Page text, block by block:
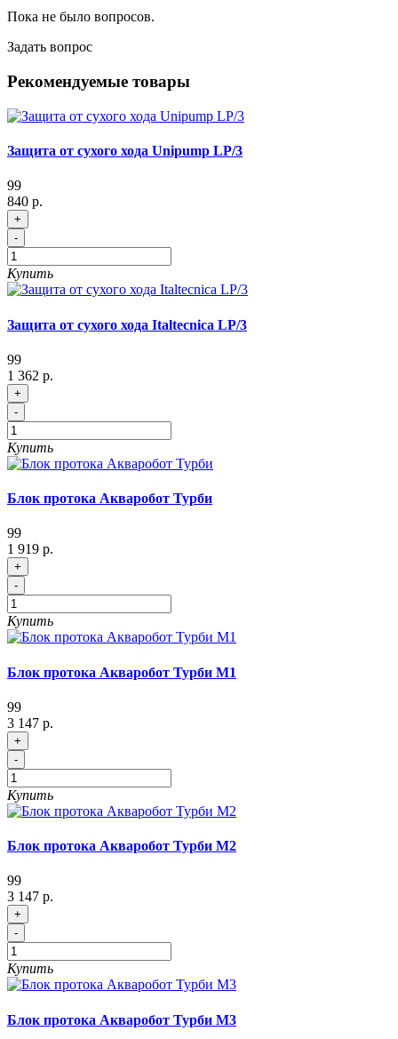
Пока не было вопросов.
Задать вопрос
Рекомендуемые товары
Защита от сухого хода Unipump LP/3
99
840 р.
+
-
Купить
Защита от сухого хода Italtecnica LP/3
99
1 362 р.
+
-
Купить
Блок протока Акваробот Турби
99
1 919 р.
+
-
Купить
Блок протока Акваробот Турби М1
99
3 147 р.
+
-
Купить
Блок протока Акваробот Турби М2
99
3 147 р.
+
-
Купить
Блок протока Акваробот Турби М3